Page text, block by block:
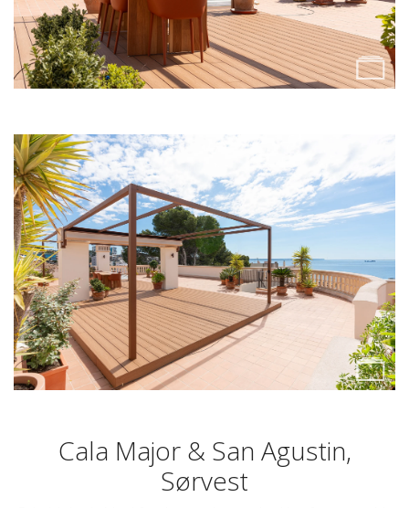
Cala Major & San Agustin,
Sørvest